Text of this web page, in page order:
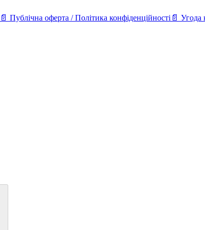
📄 Публічна оферта / Політика конфіденційності 📄 Угода